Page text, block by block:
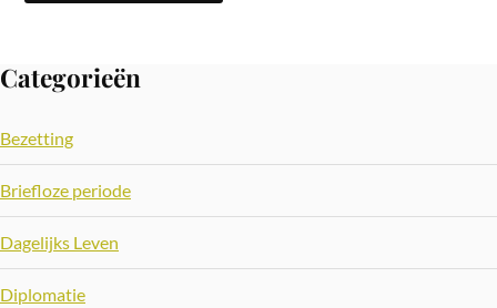
Categorieën
Bezetting
Briefloze periode
Dagelijks Leven
Diplomatie